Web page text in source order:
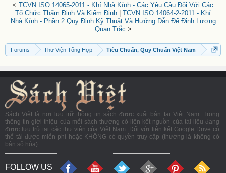
< TCVN ISO 14065-2011 - Khí Nhà Kính - Các Yêu Cầu Đối Với Các
Tổ Chức Thẩm Định Và Kiểm Định | TCVN ISO 14064-2-2011 - Khí
Nhà Kính - Phần 2 Quy Định Kỹ Thuật Và Hướng Dẫn Để Định Lượng
Quan Trắc >
Forums Thư Viện Tổng Hợp Tiêu Chuẩn, Quy Chuẩn Việt Nam
Sách Việt là nơi lưu trữ thông tin sách được xuất bản tại Việt Nam. Trong
thông tin giới thiệu của mỗi sách thường có liên kết nguồn của tài liệu đang
được lưu trữ tại các thư viện của Việt Nam. Đối với liên kết Google Drive có
thể tải được miễn phí hoặc KHÔNG có quyền truy cập (thường là không có
bản số hóa).
FOLLOW US